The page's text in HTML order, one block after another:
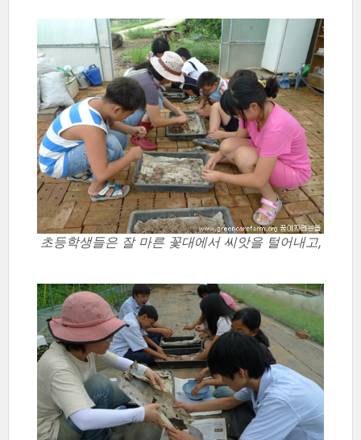
초등학생들은 잘 마른 꽃대에서 씨앗을 털어내고,